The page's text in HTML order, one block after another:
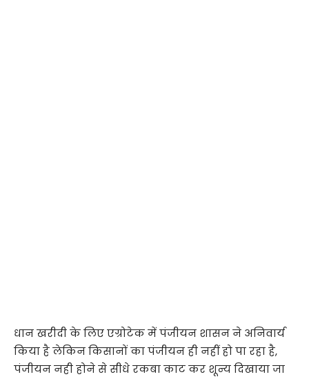
धान खरीदी के लिए एग्रोटेक में पंजीयन शासन ने अनिवार्य
किया है लेकिन किसानों का पंजीयन ही नहीं हो पा रहा है,
पंजीयन नही होने से सीधे रकबा काट कर शून्य दिखाया जा